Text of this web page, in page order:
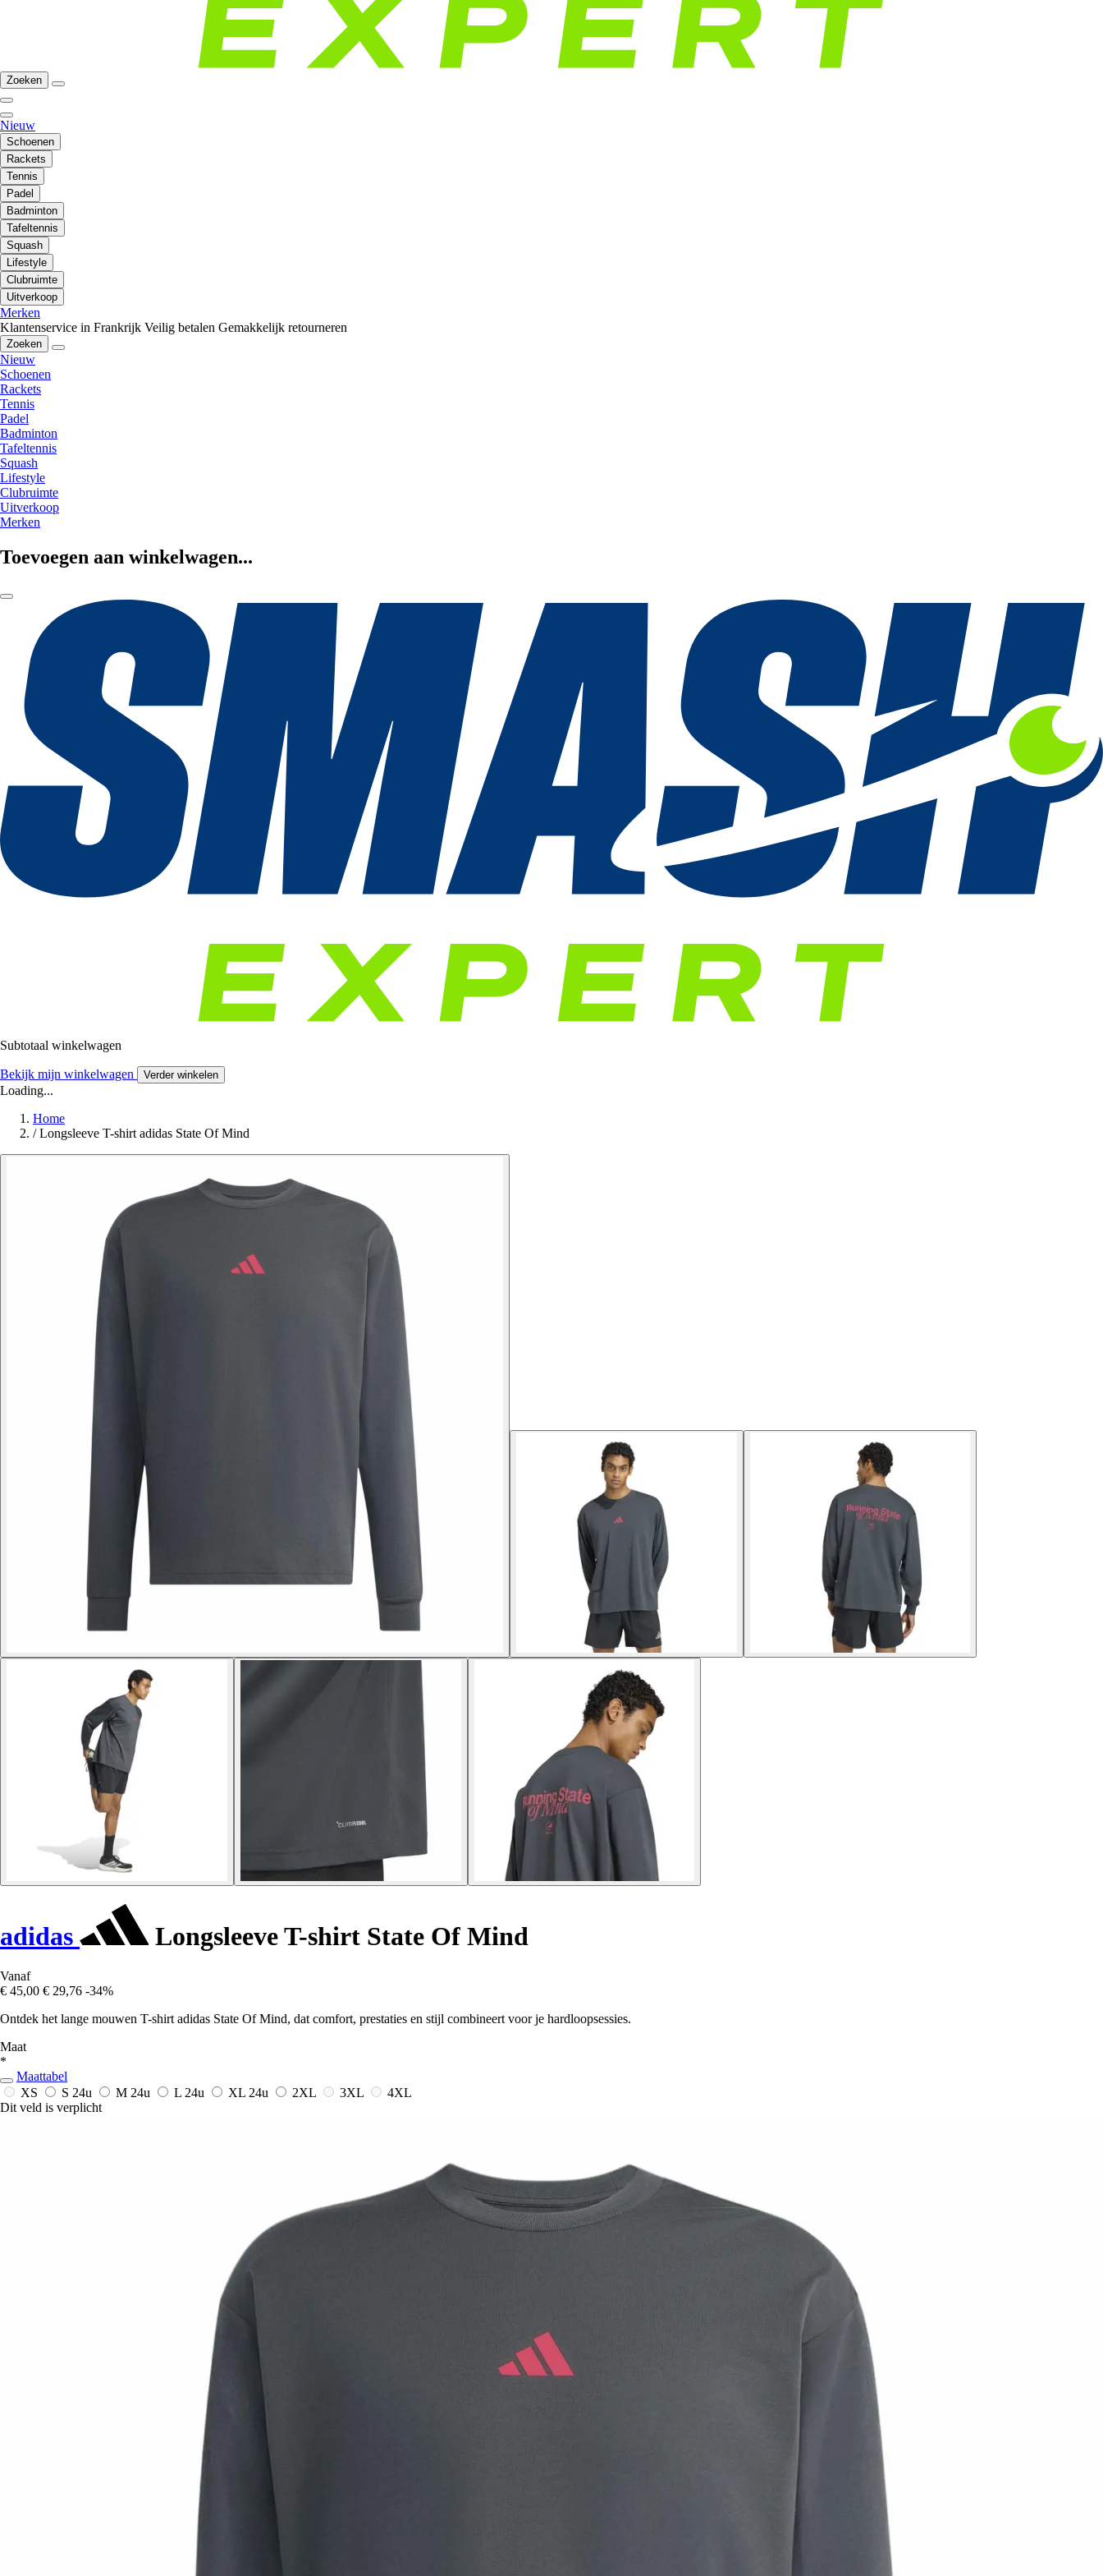
Zoeken
Nieuw
Schoenen
Rackets
Tennis
Padel
Badminton
Tafeltennis
Squash
Lifestyle
Clubruimte
Uitverkoop
Merken
Klantenservice in Frankrijk Veilig betalen Gemakkelijk retourneren
Zoeken
Nieuw
Schoenen
Rackets
Tennis
Padel
Badminton
Tafeltennis
Squash
Lifestyle
Clubruimte
Uitverkoop
Merken
Toevoegen aan winkelwagen...
Subtotaal winkelwagen
Bekijk mijn winkelwagen Verder winkelen
Loading...
Home
/ Longsleeve T-shirt adidas State Of Mind
adidas Longsleeve T-shirt State Of Mind
Vanaf
€ 45,00 € 29,76 -34%
Ontdek het lange mouwen T-shirt adidas State Of Mind, dat comfort, prestaties en stijl combineert voor je hardloopsessies.
Maat
*
Maattabel
XS
S 24u M 24u L 24u XL 24u 2XL 3XL
4XL
Dit veld is verplicht